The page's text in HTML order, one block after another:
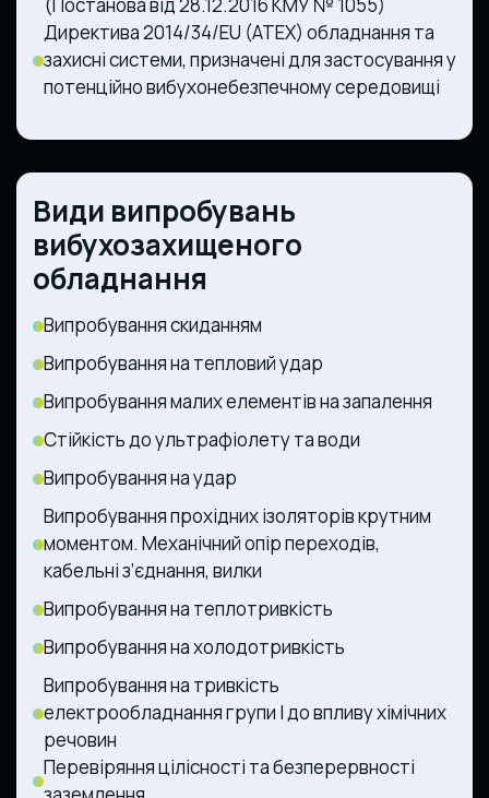
Директива 2014/34/EU (ATEX) обладнання та
захисні системи, призначені для застосування у
потенційно вибухонебезпечному середовищі
Види випробувань
вибухозахищеного
обладнання
Випробування скиданням
Випробування на тепловий удар
Випробування малих елементів на запалення
Стійкість до ультрафіолету та води
Випробування на удар
Випробування прохідних ізоляторів крутним
моментом. Механічний опір переходів,
кабельні з’єднання, вилки
Випробування на теплотривкість
Випробування на холодотривкість
Випробування на тривкість
електрообладнання групи І до впливу хімічних
речовин
Перевіряння цілісності та безперервності